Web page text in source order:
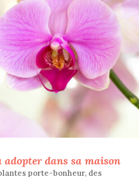
dans sa maison
porte-bonheur, des